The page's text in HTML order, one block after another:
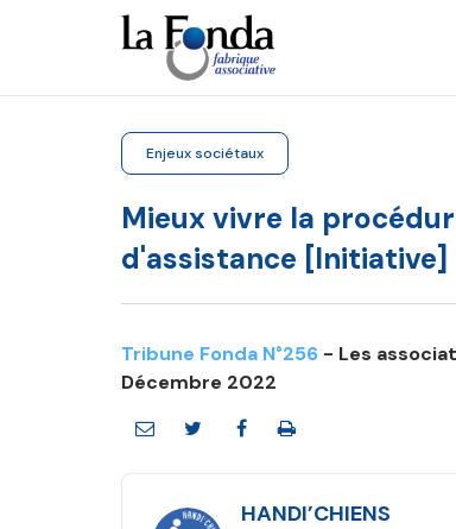
principal
Enjeux sociétaux
Mieux vivre la
d'assistance [Initiative]
Tribune Fonda N°256 - Les
Décembre 2022
HANDI’CHIENS